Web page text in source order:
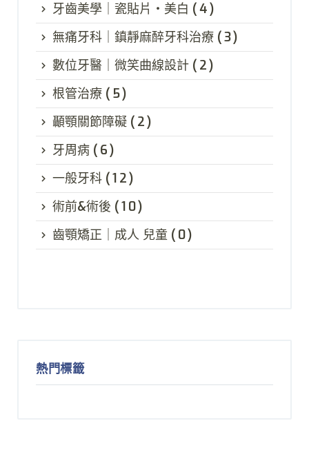
牙齒美學｜瓷貼片・美白 (4)
無痛牙科｜鎮靜麻醉牙科治療 (3)
數位牙醫｜微笑曲線設計 (2)
根管治療 (5)
顳顎關節障礙 (2)
牙周病 (6)
一般牙科 (12)
術前&術後 (10)
齒顎矯正｜成人 兒童 (0)
熱門標籤